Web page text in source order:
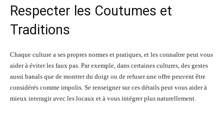
Respecter les Coutumes et
Traditions
Chaque culture a ses propres normes et pratiques, et les connaître peut vous
aider à éviter les faux pas. Par exemple, dans certaines cultures, des gestes
aussi banals que de montrer du doigt ou de refuser une offre peuvent être
considérés comme impolis. Se renseigner sur ces détails peut vous aider à
mieux interagir avec les locaux et à vous intégrer plus naturellement.